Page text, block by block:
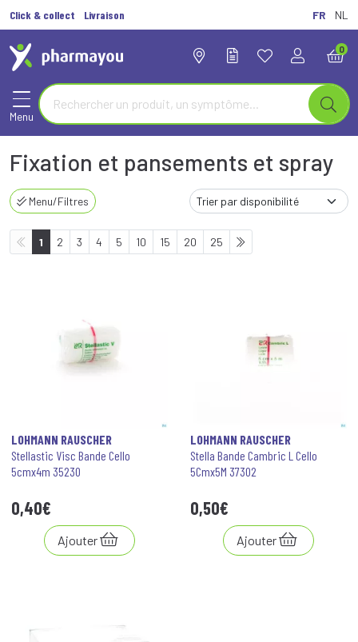
Click & collect Livraison FR NL
0
Menu
Fixation et pansements et spray
Menu/Filtres
1 2 3 4 5 10 15 20 25
LOHMANN RAUSCHER
Stellastic Visc Bande Cello
5cmx4m 35230
0,40€
Ajouter
LOHMANN RAUSCHER
Stella Bande Cambric L Cello
5Cmx5M 37302
0,50€
Ajouter